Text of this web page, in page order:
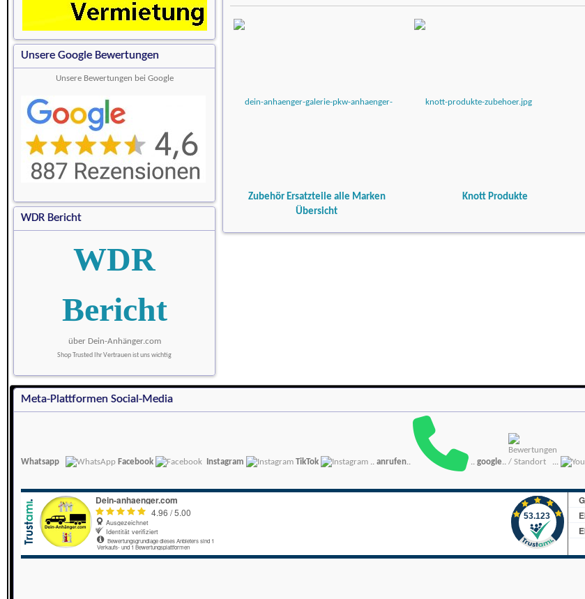
Unsere Google Bewertungen
Unsere Bewertungen bei Google
WDR Bericht
WDR
Bericht
über Dein-Anhänger.com
Shop Trusted Ihr Vertrauen ist uns wichtig
Zubehör Ersatzteile alle Marken
Übersicht
Knott Produkte
Meta-Plattformen Social-Media
Whatsapp Facebook Instagram TikTok .. anrufen.. .. google.. ...